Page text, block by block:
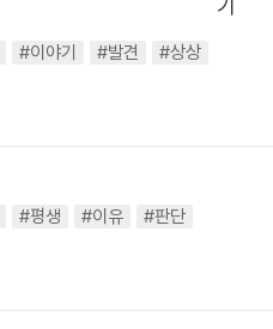
#이야기 #발견
#상상
#평생 #이유
#판단